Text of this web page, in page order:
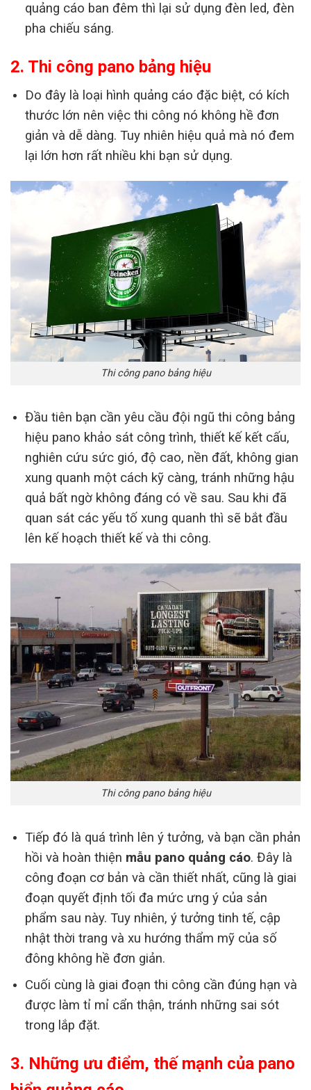
quảng cáo ban đêm thì lại sử dụng đèn led, đèn
pha chiếu sáng.
2. Thi công pano bảng hiệu
Do đây là loại hình quảng cáo đặc biệt, có kích
thước lớn nên việc thi công nó không hề đơn
giản và dễ dàng. Tuy nhiên hiệu quả mà nó đem
lại lớn hơn rất nhiều khi bạn sử dụng.
Thi công pano bảng hiệu
Đầu tiên bạn cần yêu cầu đội ngũ thi công bảng
hiệu pano khảo sát công trình, thiết kế kết cấu,
nghiên cứu sức gió, độ cao, nền đất, không gian
xung quanh một cách kỹ càng, tránh những hậu
quả bất ngờ không đáng có về sau. Sau khi đã
quan sát các yếu tố xung quanh thì sẽ bắt đầu
lên kế hoạch thiết kế và thi công.
Thi công pano bảng hiệu
Tiếp đó là quá trình lên ý tưởng, và bạn cần phản
hồi và hoàn thiện mẫu pano quảng cáo. Đây là
công đoạn cơ bản và cần thiết nhất, cũng là giai
đoạn quyết định tối đa mức ưng ý của sản
phẩm sau này. Tuy nhiên, ý tưởng tinh tế, cập
nhật thời trang và xu hướng thẩm mỹ của số
đông không hề đơn giản.
Cuối cùng là giai đoạn thi công cần đúng hạn và
được làm tỉ mỉ cẩn thận, tránh những sai sót
trong lắp đặt.
3. Những ưu điểm, thế mạnh của pano